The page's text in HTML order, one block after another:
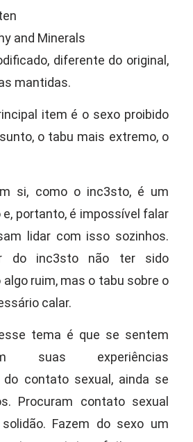
and Minerals
diferente do original,
mantidas.
item é o sexo proibido
o tabu mais extremo, o
si, como o inc3sto, é um
portanto, é impossível falar
lidar com isso sozinhos.
do inc3sto não ter sido
ruim, mas o tabu sobre o
calar.
tema é que se sentem
suas experiências
do contato sexual, ainda se
Procuram contato sexual
Fazem do sexo um